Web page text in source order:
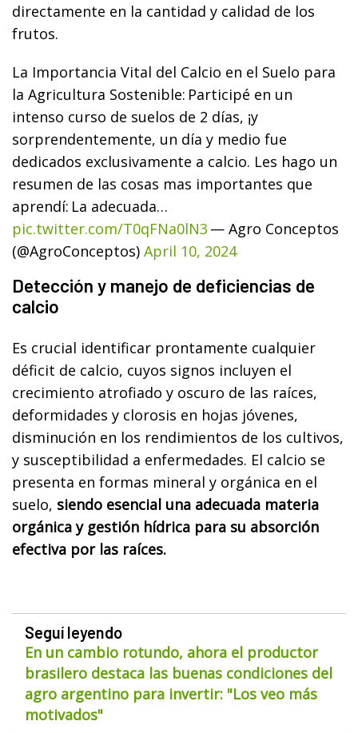
directamente en la cantidad y calidad de los
frutos.
La Importancia Vital del Calcio en el Suelo para
la Agricultura Sostenible: Participé en un
intenso curso de suelos de 2 días, ¡y
sorprendentemente, un día y medio fue
dedicados exclusivamente a calcio. Les hago un
resumen de las cosas mas importantes que
aprendí: La adecuada…
pic.twitter.com/T0qFNa0lN3 — Agro Conceptos
(@AgroConceptos) April 10, 2024
Detección y manejo de deficiencias de
calcio
Es crucial identificar prontamente cualquier
déficit de calcio, cuyos signos incluyen el
crecimiento atrofiado y oscuro de las raíces,
deformidades y clorosis en hojas jóvenes,
disminución en los rendimientos de los cultivos,
y susceptibilidad a enfermedades. El calcio se
presenta en formas mineral y orgánica en el
suelo, siendo esencial una adecuada materia
orgánica y gestión hídrica para su absorción
efectiva por las raíces.
Seguí leyendo
En un cambio rotundo, ahora el productor
brasilero destaca las buenas condiciones del
agro argentino para invertir: "Los veo más
motivados"